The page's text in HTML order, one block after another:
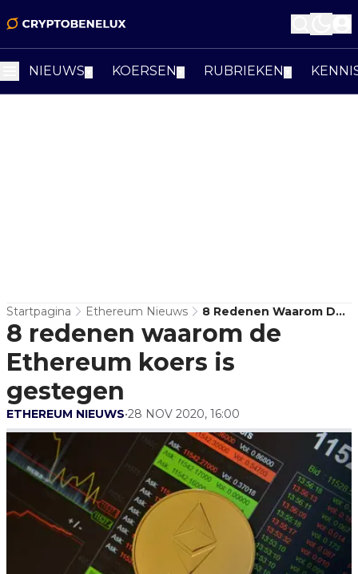
NIEUWS KOERSEN RUBRIEKEN
Startpagina Ethereum Nieuws
8 Redenen Waarom De
Ethereum Koers Is
Gestegen
8 redenen waarom de
Ethereum koers is
gestegen
ETHEREUM NIEUWS•28 NOV 2020, 16:00